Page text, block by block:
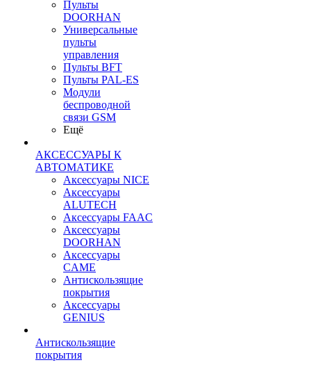
Пульты
DOORHAN
Универсальные
пульты
управления
Пульты BFT
Пульты PAL-ES
Модули
беспроводной
связи GSM
Ещё
АКСЕССУАРЫ К
АВТОМАТИКЕ
Аксессуары NICE
Аксессуары
ALUTECH
Аксессуары FAAC
Аксессуары
DOORHAN
Аксессуары
CAME
Антискользящие
покрытия
Аксессуары
GENIUS
Антискользящие
покрытия